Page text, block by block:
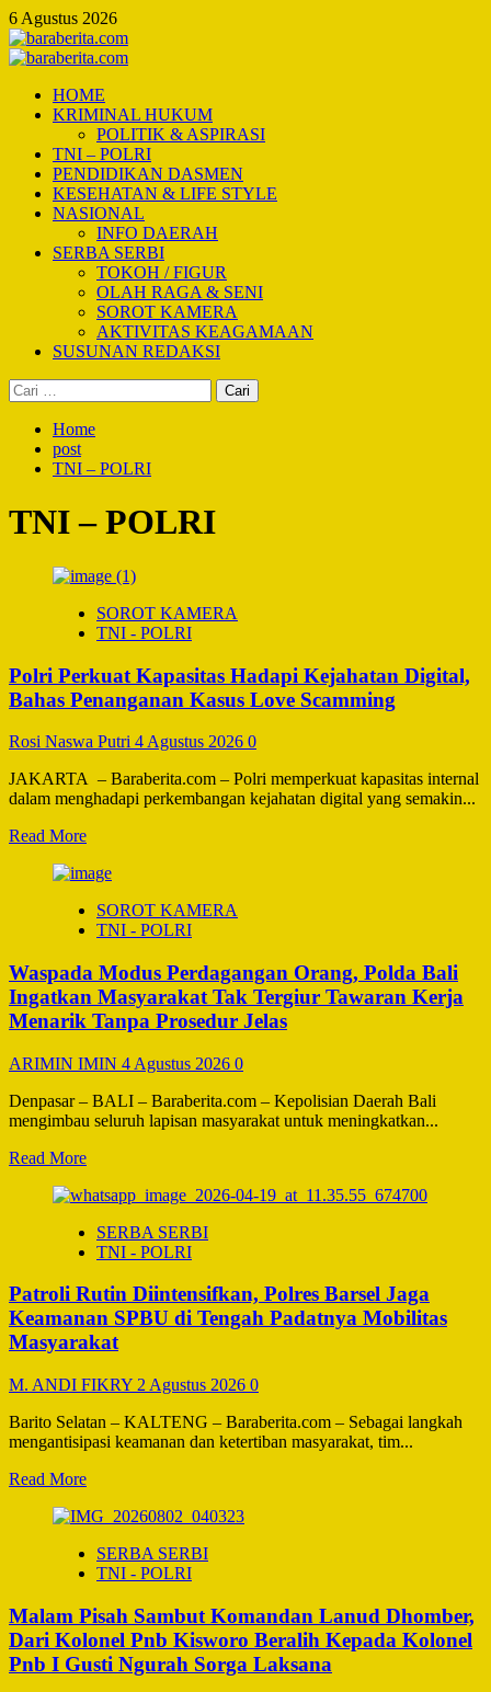
Skip
to
content
6 Agustus 2026
Primary
HOME
KRIMINAL HUKUM
POLITIK & ASPIRASI
TNI – POLRI
PENDIDIKAN DASMEN
KESEHATAN & LIFE STYLE
NASIONAL
INFO DAERAH
SERBA SERBI
TOKOH / FIGUR
OLAH RAGA & SENI
SOROT KAMERA
AKTIVITAS KEAGAMAAN
SUSUNAN REDAKSI
Cari
untuk:
Home
post
TNI – POLRI
TNI – POLRI
SOROT KAMERA
TNI - POLRI
Polri Perkuat Kapasitas Hadapi Kejahatan Digital,
Bahas Penanganan Kasus Love Scamming
Rosi Naswa Putri 4 Agustus 2026 0
JAKARTA – Baraberita.com – Polri memperkuat kapasitas internal
dalam menghadapi perkembangan kejahatan digital yang semakin...
Read MoreRead
about
Perkuat
Kapasitas
Kejahatan
Digital,
Bahas
Penanganan
Love
Scamming
SOROT KAMERA
TNI - POLRI
Waspada Modus Perdagangan Orang, Polda Bali
Ingatkan Masyarakat Tak Tergiur Tawaran Kerja
Menarik Tanpa Prosedur Jelas
ARIMIN IMIN 4 Agustus 2026 0
Denpasar – BALI – Baraberita.com – Kepolisian Daerah Bali
mengimbau seluruh lapisan masyarakat untuk meningkatkan...
Read MoreRead
about
Modus
Perdagangan
Polda
Bali
Ingatkan
Masyarakat
Tergiur
Tawaran
Kerja
Menarik
Prosedur
Jelas
SERBA SERBI
TNI - POLRI
Patroli Rutin Diintensifkan, Polres Barsel Jaga
Keamanan SPBU di Tengah Padatnya Mobilitas
Masyarakat
M. ANDI FIKRY 2 Agustus 2026 0
Barito Selatan – KALTENG – Baraberita.com – Sebagai langkah
mengantisipasi keamanan dan ketertiban masyarakat, tim...
Read MoreRead
about
Rutin
Diintensifkan,
Barsel
Jaga
Keamanan
SPBU
SERBA SERBI
TNI - POLRI
Malam Pisah Sambut Komandan Lanud Dhomber,
Dari Kolonel Pnb Kisworo Beralih Kepada Kolonel
Pnb I Gusti Ngurah Sorga Laksana